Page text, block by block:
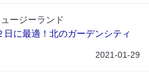
ージーランド
日に最適！北のガーデンシティ
2021-01-29